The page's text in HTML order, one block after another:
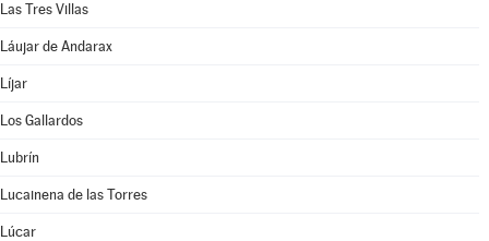
Las Tres Villas
Láujar de Andarax
Líjar
Los Gallardos
Lubrín
Lucainena de las Torres
Lúcar